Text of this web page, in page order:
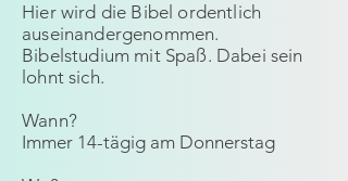
Hier wird die Bibel ordentlich
auseinandergenommen.
Bibelstudium mit Spaß. Dabei sein
lohnt sich.
Wann?
Immer 14-tägig am Donnerstag